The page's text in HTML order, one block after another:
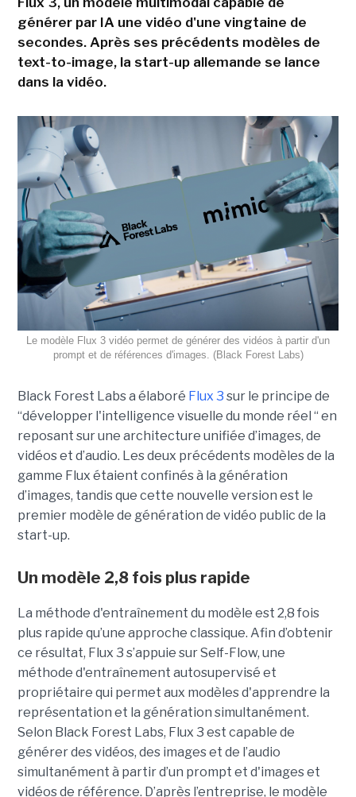
générer par IA une vidéo d'une vingtaine de
secondes. Après ses précédents modèles de
text-to-image, la start-up allemande se lance
dans la vidéo.
Le modèle Flux 3 vidéo permet de générer des vidéos à partir d'un
prompt et de références d'images. (Black Forest Labs)
Black Forest Labs a élaboré Flux 3 sur le principe de
“développer l'intelligence visuelle du monde réel “ en
reposant sur une architecture unifiée d’images, de
vidéos et d’audio. Les deux précédents modèles de la
gamme Flux étaient confinés à la génération
d’images, tandis que cette nouvelle version est le
premier modèle de génération de vidéo public de la
start-up.
Un modèle 2,8 fois plus rapide
La méthode d'entraînement du modèle est 2,8 fois
plus rapide qu’une approche classique. Afin d’obtenir
ce résultat, Flux 3 s’appuie sur Self-Flow, une
méthode d'entraînement autosupervisé et
propriétaire qui permet aux modèles d'apprendre la
représentation et la génération simultanément.
Selon Black Forest Labs, Flux 3 est capable de
générer des vidéos, des images et de l’audio
simultanément à partir d’un prompt et d'images et
vidéos de référence. D’après l’entreprise, le modèle